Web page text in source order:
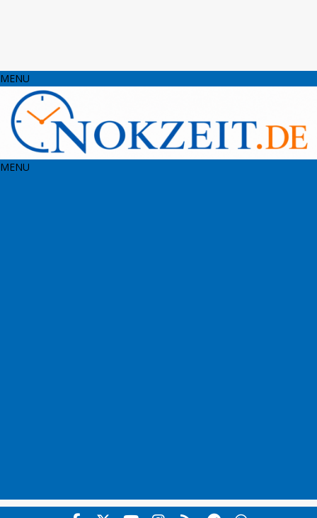
MENU
MENU